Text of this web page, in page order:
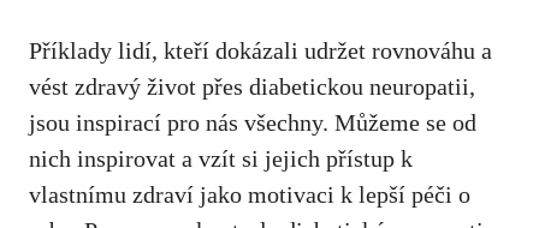
Příklady lidí, kteří dokázali udržet ‌rovnováhu a
vést zdravý‌ život přes diabetickou neuropatii,
jsou inspirací‌ pro nás všechny. Můžeme se od
nich inspirovat a ⁤vzít si⁤ jejich‌ přístup k
vlastnímu​ zdraví ⁣jako motivaci k lepší péči o